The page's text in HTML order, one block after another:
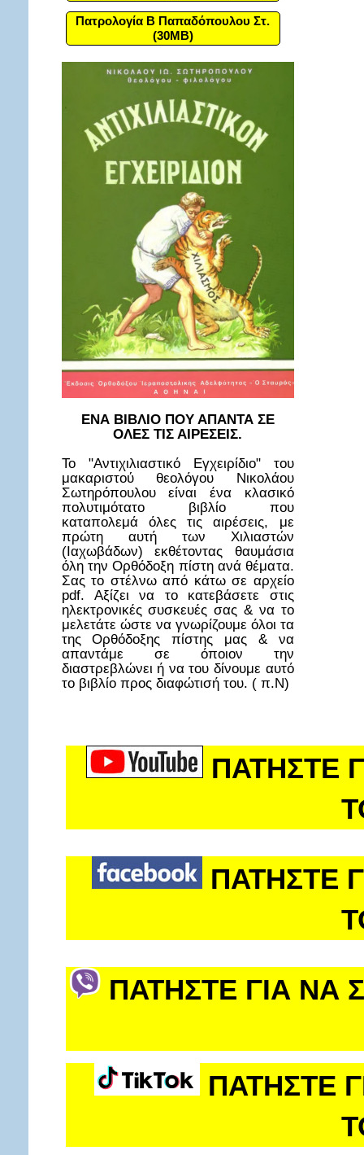
Πατρολογία Β Παπαδόπουλου Στ.
(30MB)
ΕΝΑ ΒΙΒΛΙΟ ΠΟΥ ΑΠΑΝΤΑ ΣΕ
ΟΛΕΣ ΤΙΣ ΑΙΡΕΣΕΙΣ.
Το "Αντιχιλιαστικό Εγχειρίδιο" του
μακαριστού θεολόγου Νικολάου
Σωτηρόπουλου είναι ένα κλασικό
πολυτιμότατο βιβλίο που
καταπολεμά όλες τις αιρέσεις, με
πρώτη αυτή των Χιλιαστών
(Ιαχωβάδων) εκθέτοντας θαυμάσια
όλη την Ορθόδοξη πίστη ανά θέματα.
Σας το στέλνω από κάτω σε αρχείο
pdf. Αξίζει να το κατεβάσετε στις
ηλεκτρονικές συσκευές σας & να το
μελετάτε ώστε να γνωρίζουμε όλοι τα
της Ορθόδοξης πίστης μας & να
απαντάμε σε όποιον την
διαστρεβλώνει ή να του δίνουμε αυτό
το βιβλίο προς διαφώτισή του. ( π.Ν)
ΠΑΤΗΣΤΕ
ΠΑΤΗΣΤΕ
ΠΑΤΗΣΤΕ ΓΙΑ ΝΑ
ΠΑΤΗΣΤΕ